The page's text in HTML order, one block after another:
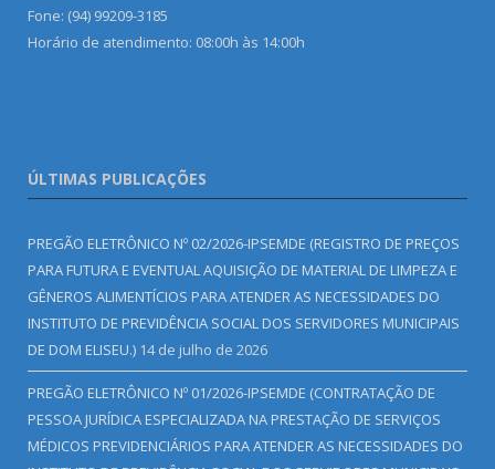
Fone: (94) 99209-3185
Horário de atendimento: 08:00h às 14:00h
ÚLTIMAS PUBLICAÇÕES
PREGÃO ELETRÔNICO Nº 02/2026-IPSEMDE (REGISTRO DE PREÇOS
PARA FUTURA E EVENTUAL AQUISIÇÃO DE MATERIAL DE LIMPEZA E
GÊNEROS ALIMENTÍCIOS PARA ATENDER AS NECESSIDADES DO
INSTITUTO DE PREVIDÊNCIA SOCIAL DOS SERVIDORES MUNICIPAIS
DE DOM ELISEU.) 14 de julho de 2026
PREGÃO ELETRÔNICO Nº 01/2026-IPSEMDE (CONTRATAÇÃO DE
PESSOA JURÍDICA ESPECIALIZADA NA PRESTAÇÃO DE SERVIÇOS
MÉDICOS PREVIDENCIÁRIOS PARA ATENDER AS NECESSIDADES DO